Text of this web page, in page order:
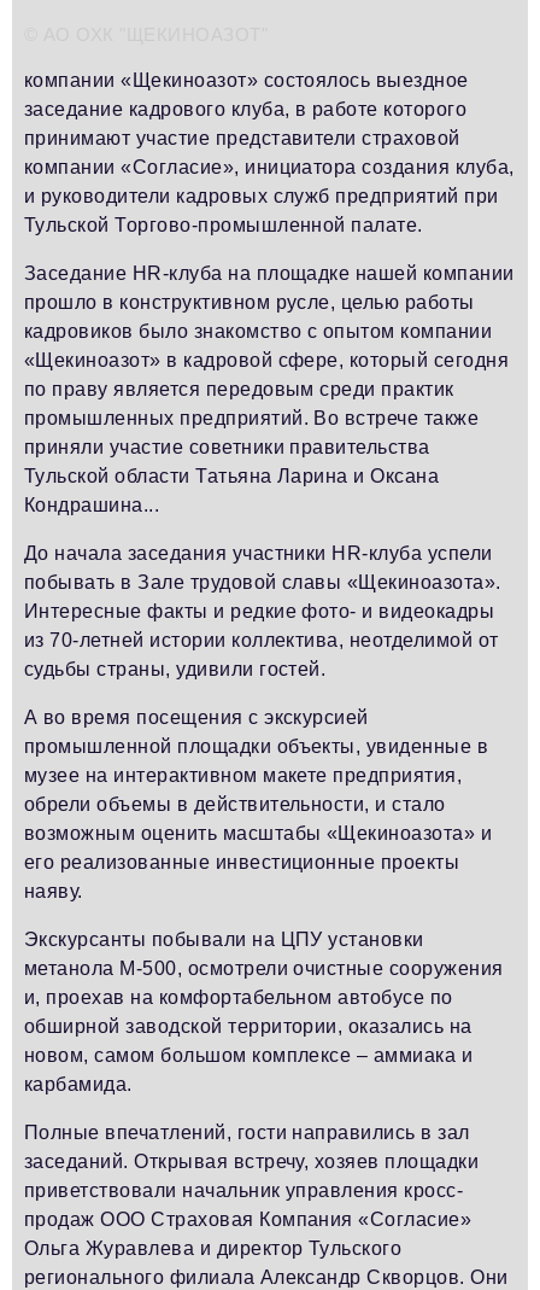
Отдел распространения/редакционная подписка
podpiska@business-magazine.online
Отдел по работе с партнерами
partner@business-magazine.online
компании «Щекиноазот» состоялось выездное
заседание кадрового клуба, в работе которого
принимают участие представители страховой
компании «Согласие», инициатора создания клуба,
и руководители кадровых служб предприятий при
Тульской Торгово-промышленной палате.
Заседание HR-клуба на площадке нашей компании
прошло в конструктивном русле, целью работы
кадровиков было знакомство с опытом компании
«Щекиноазот» в кадровой сфере, который сегодня
по праву является передовым среди практик
промышленных предприятий. Во встрече также
приняли участие советники правительства
Тульской области Татьяна Ларина и Оксана
Кондрашина...
До начала заседания участники HR-клуба успели
побывать в Зале трудовой славы «Щекиноазота».
Интересные факты и редкие фото- и видеокадры
из 70-летней истории коллектива, неотделимой от
судьбы страны, удивили гостей.
А во время посещения с экскурсией
промышленной площадки объекты, увиденные в
музее на интерактивном макете предприятия,
обрели объемы в действительности, и стало
возможным оценить масштабы «Щекиноазота» и
его реализованные инвестиционные проекты
наяву.
Экскурсанты побывали на ЦПУ установки
метанола М-500, осмотрели очистные сооружения
и, проехав на комфортабельном автобусе по
обширной заводской территории, оказались на
новом, самом большом комплексе – аммиака и
карбамида.
Полные впечатлений, гости направились в зал
заседаний. Открывая встречу, хозяев площадки
приветствовали начальник управления кросс-
продаж ООО Страховая Компания «Согласие»
Ольга Журавлева и директор Тульского
регионального филиала Александр Скворцов. Они